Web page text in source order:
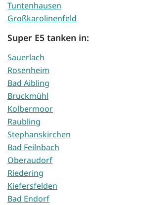
Tuntenhausen
Großkarolinenfeld
Super E5 tanken in:
Sauerlach
Rosenheim
Bad Aibling
Bruckmühl
Kolbermoor
Raubling
Stephanskirchen
Bad Feilnbach
Oberaudorf
Riedering
Kiefersfelden
Bad Endorf